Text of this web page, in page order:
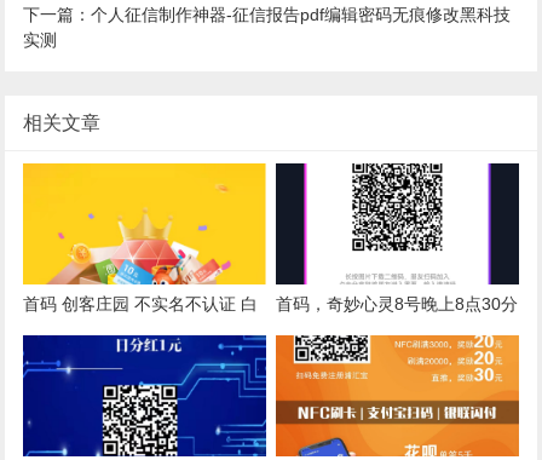
下一篇：个人征信制作神器-征信报告pdf编辑密码无痕修改黑科技
实测
相关文章
首码 创客庄园 不实名不认证 白
嫖10元话费 每天收益6+
首码，奇妙心灵8号晚上8点30分
刚上线。零投资月入几百，推广
更香